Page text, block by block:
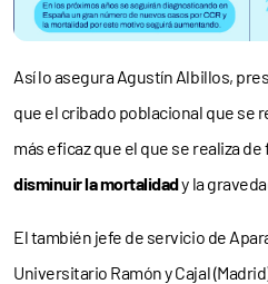
Así lo asegura Agustín Albillos,
que el cribado poblacional que se
más eficaz que el que se realiza
disminuir la mortalidady la
El también jefe de servicio de
Universitario Ramón y Cajal